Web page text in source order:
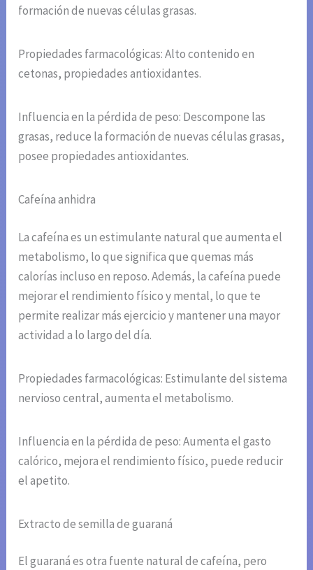
formación de nuevas células grasas.
Propiedades farmacológicas: Alto contenido en
cetonas, propiedades antioxidantes.
Influencia en la pérdida de peso: Descompone las
grasas, reduce la formación de nuevas células grasas,
posee propiedades antioxidantes.
Cafeína anhidra
La cafeína es un estimulante natural que aumenta el
metabolismo, lo que significa que quemas más
calorías incluso en reposo. Además, la cafeína puede
mejorar el rendimiento físico y mental, lo que te
permite realizar más ejercicio y mantener una mayor
actividad a lo largo del día.
Propiedades farmacológicas: Estimulante del sistema
nervioso central, aumenta el metabolismo.
Influencia en la pérdida de peso: Aumenta el gasto
calórico, mejora el rendimiento físico, puede reducir
el apetito.
Extracto de semilla de guaraná
El guaraná es otra fuente natural de cafeína, pero